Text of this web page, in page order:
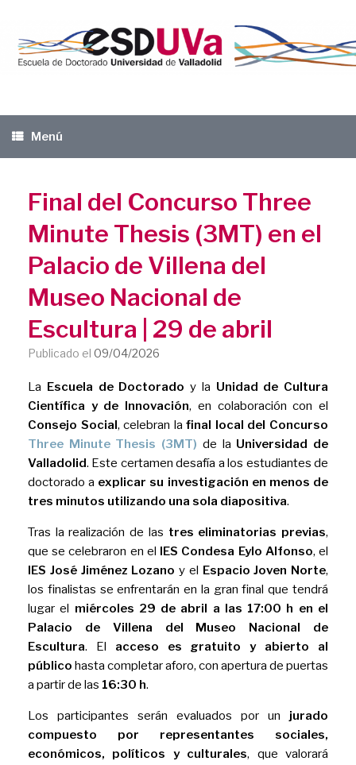
contenido
Menú
Final del Concurso Three
Minute Thesis (3MT) en el
Palacio de Villena del
Museo Nacional de
Escultura | 29 de abril
Publicado el 09/04/2026
La Escuela de Doctorado y la Unidad de Cultura
Científica y de Innovación, en colaboración con el
Consejo Social, celebran lafinal local del Concurso
Three Minute Thesis (3MT) de la Universidad de
Valladolid. Este certamen desafía a los estudiantes de
doctorado a explicar su investigación en menos de
tres minutos utilizando una sola diapositiva.
Tras la realización de las tres eliminatorias previas,
que se celebraron en el IES Condesa Eylo Alfonso, el
IES José Jiménez Lozano y el Espacio Joven Norte,
los finalistas se enfrentarán en la gran final que tendrá
lugar el miércoles 29 de abril a las 17:00 h en el
Palacio de Villena del Museo Nacional de
Escultura. El acceso es gratuito y abierto al
público hasta completar aforo, con apertura de puertas
a partir de las 16:30 h.
Los participantes serán evaluados por un jurado
compuesto por representantes sociales,
económicos, políticos y culturales, que valorará